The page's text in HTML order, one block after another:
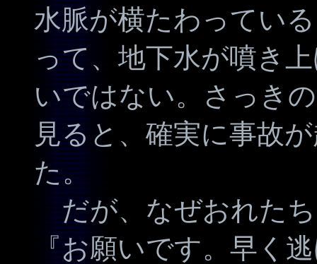
水脈が横たわってい
って、地下水が噴き
いではない。さっき
見ると、確実に事故
た。
だが、なぜおれた
『お願いです。早く